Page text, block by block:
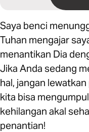
Saya benci
Tuhan mengajar
menantikan Dia
Jika Anda sedang
hal, jangan
kita bisa
kehilangan akal
penantian!